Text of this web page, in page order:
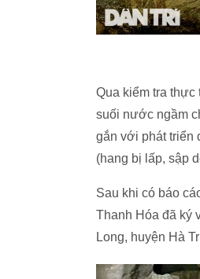
Qua kiểm tra thực
suối nước ngầm
gắn với phát triển
(hang bị lấp, sập
Sau khi có báo
Thanh Hóa đã ký
Long, huyện Hà